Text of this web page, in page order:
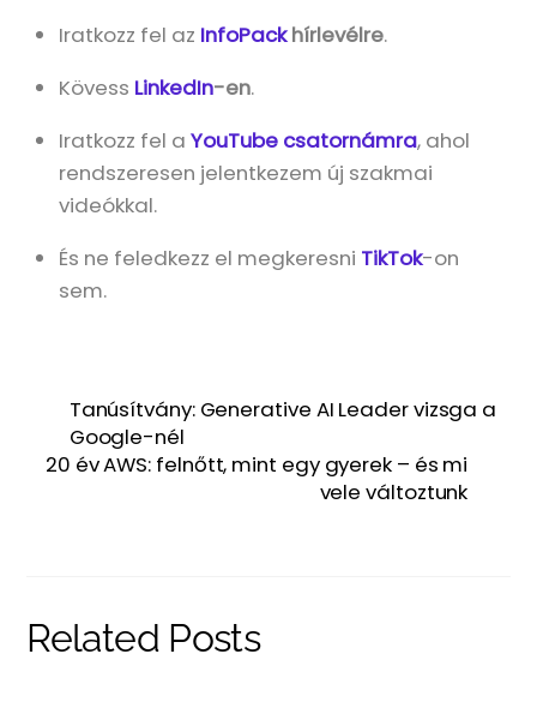
Iratkozz fel az InfoPackhírlevélre.
Kövess LinkedIn-en.
Iratkozz fel aYouTube csatornámra, ahol
rendszeresen jelentkezem új szakmai
videókkal.
És ne feledkezz el megkeresni TikTok-on
sem.
Tanúsítvány: Generative AI Leader vizsga a
Google-nél
20 év AWS: felnőtt, mint egy gyerek – és mi
vele változtunk
Related Posts